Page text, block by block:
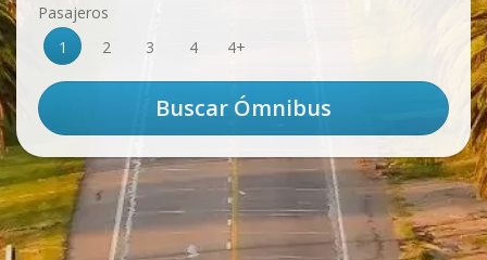
Pasajeros
1
2 3 4 4+